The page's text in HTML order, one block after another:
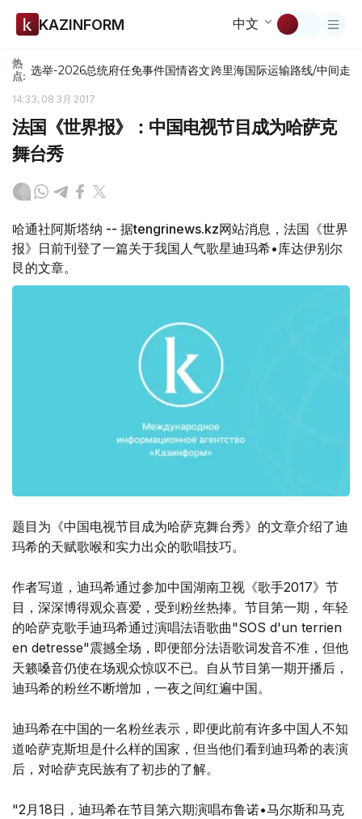
KAZINFORM 中文
热
点: 选举-2026总统府任免事件国情咨文跨里海国际运输路线/中间走廊
14:33, 08 3月 2017
法国《世界报》：中国电视节目成为哈萨克
舞台秀
哈通社阿斯塔纳 -- 据tengrinews.kz网站消息，法国《世界
报》日前刊登了一篇关于我国人气歌星迪玛希•库达伊别尔
艮的文章。
题目为《中国电视节目成为哈萨克舞台秀》的文章介绍了迪
玛希的天赋歌喉和实力出众的歌唱技巧。
作者写道，迪玛希通过参加中国湖南卫视《歌手2017》节
目，深深博得观众喜爱，受到粉丝热捧。节目第一期，年轻
的哈萨克歌手迪玛希通过演唱法语歌曲"SOS d'un terrien
en detresse"震撼全场，即便部分法语歌词发音不准，但他
天籁嗓音仍使在场观众惊叹不已。自从节目第一期开播后，
迪玛希的粉丝不断增加，一夜之间红遍中国。
迪玛希在中国的一名粉丝表示，即便此前有许多中国人不知
道哈萨克斯坦是什么样的国家，但当他们看到迪玛希的表演
后，对哈萨克民族有了初步的了解。
"2月18日，迪玛希在节目第六期演唱布鲁诺•马尔斯和马克